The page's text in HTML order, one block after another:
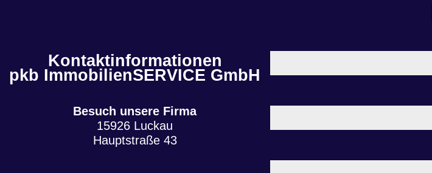
Kontaktinformationen
pkb ImmobilienSERVICE GmbH
Besuch unsere Firma
15926 Luckau
Hauptstraße 43